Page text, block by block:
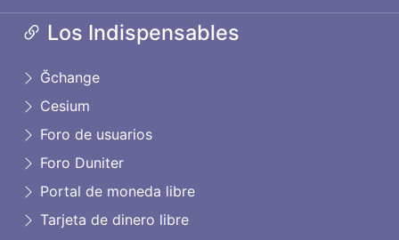
Los Indispensables
Ğchange
Cesium
Foro de usuarios
Foro Duniter
Portal de moneda libre
Tarjeta de dinero libre